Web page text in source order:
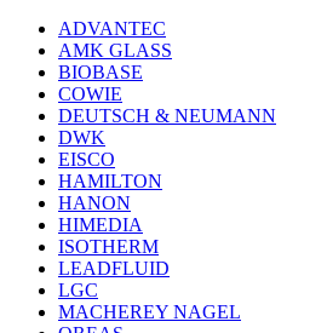
ADVANTEC
AMK GLASS
BIOBASE
COWIE
DEUTSCH & NEUMANN
DWK
EISCO
HAMILTON
HANON
HIMEDIA
ISOTHERM
LEADFLUID
LGC
MACHEREY NAGEL